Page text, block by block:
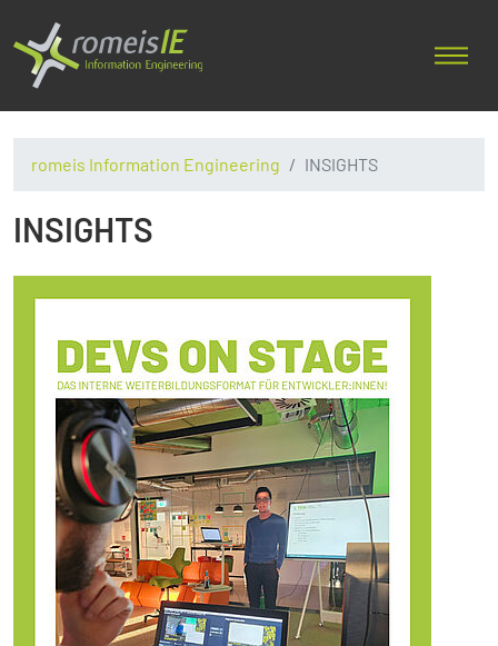
romeis Information Engineering INSIGHTS
INSIGHTS